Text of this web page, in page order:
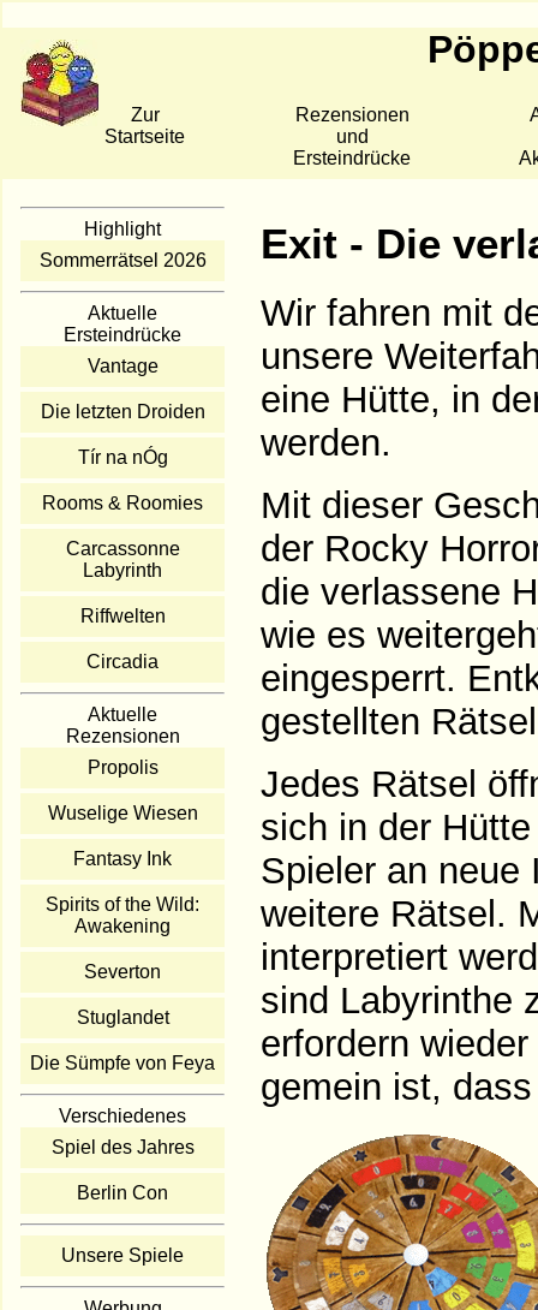
Zur
Startseite
Rezensionen
und
Ersteindrücke
Highlight
Sommerrätsel 2026
Aktuelle
Ersteindrücke
Vantage
Die letzten Droiden
Tír na nÓg
Rooms & Roomies
Carcassonne
Labyrinth
Riffwelten
Circadia
Aktuelle
Rezensionen
Propolis
Wuselige Wiesen
Fantasy Ink
Spirits of the Wild:
Awakening
Severton
Stuglandet
Die Sümpfe von Feya
Verschiedenes
Spiel des Jahres
Berlin Con
Unsere Spiele
Exit - Die
Wir fahren mit
unsere
eine Hütte, in
werden.
Mit dieser
der Rocky
die verlassene
wie es
eingesperrt.
gestellten
Jedes Rätsel
sich in der
Spieler an neue
weitere Rätsel.
interpretiert
sind Labyrinthe
erfordern
gemein ist,